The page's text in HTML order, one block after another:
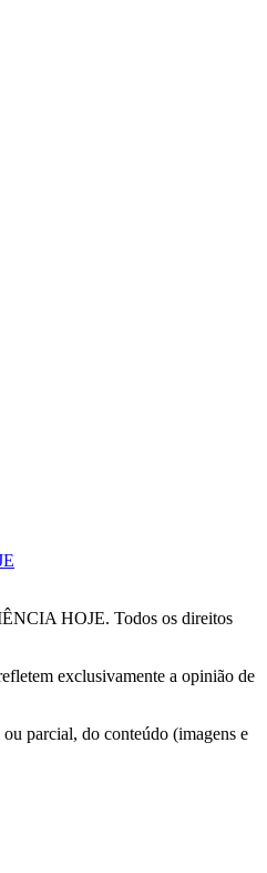
HOJE. Todos os direitos
exclusivamente a opinião de
parcial, do conteúdo (imagens e